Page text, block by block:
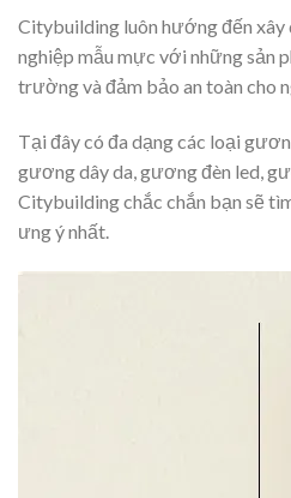
Citybuilding luôn hướng đến xây
nghiệp mẫu mực với những sản
trường và đảm bảo an toàn cho
Tại đây có đa dạng các loại
gương dây da, gương đèn led,
Citybuilding chắc chắn bạn sẽ
ưng ý nhất.